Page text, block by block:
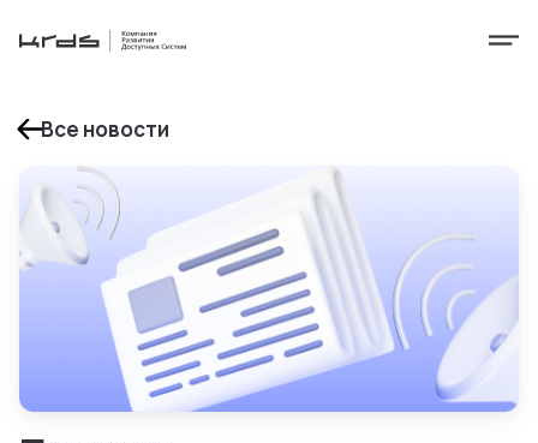
Все новости